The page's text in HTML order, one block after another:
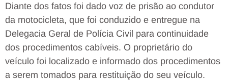
Diante dos fatos foi dado voz de prisão ao condutor
da motocicleta, que foi conduzido e entregue na
Delegacia Geral de Polícia Civil para continuidade
dos procedimentos cabíveis. O proprietário do
veículo foi localizado e informado dos procedimentos
a serem tomados para restituição do seu veículo.